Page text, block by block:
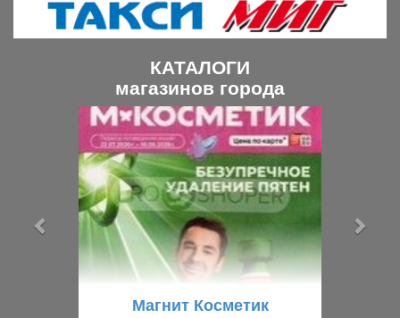
КАТАЛОГИ
магазинов города
Магнит Косметик